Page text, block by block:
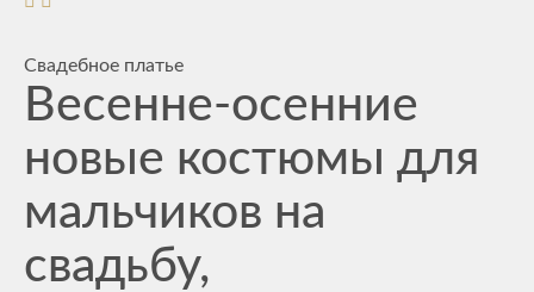
Свадебное платье
Весенне-осенние
новые костюмы для
мальчиков на
свадьбу,